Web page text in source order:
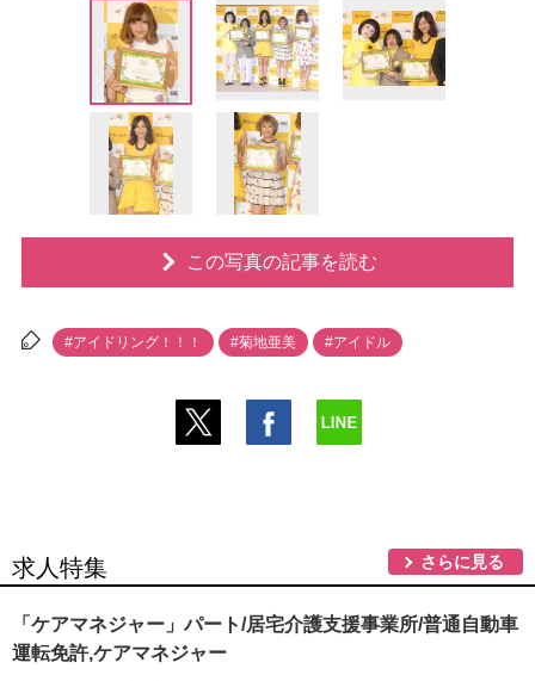
この写真の記事を読む
#アイドリング！！！ #菊地亜美 #アイドル
求人特集 さらに見る
「ケアマネジャー」パート/居宅介護支援事業所/普通自動車
運転免許,ケアマネジャー